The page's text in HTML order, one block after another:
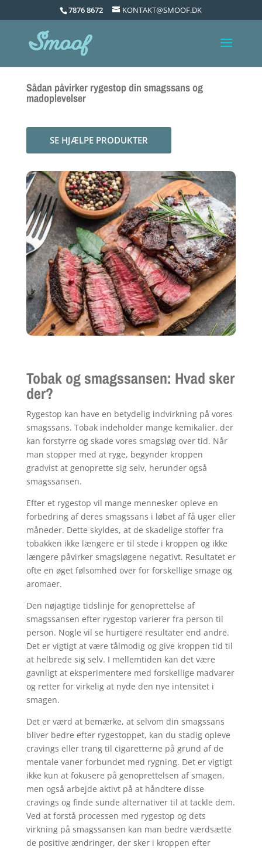
7876 8672 KONTAKT@SMOOF.DK
Sådan påvirker rygestop din smagssans og
madoplevelser
SE HJÆLPE PRODUKTER
Tobak og smagssansen: Hvad sker
der?
Rygestop kan have en betydelig indvirkning på vores
smagssans. Tobak indeholder mange kemikalier, der
kan forstyrre og skade vores smagsløg over tid. Når
man stopper med at ryge, begynder kroppen
gradvist at genoprette sig selv, herunder også
smagssansen.
Efter et rygestop vil mange mennesker opleve en
forbedring af deres smagssans i løbet af få uger eller
måneder. Dette skyldes, at de skadelige stoffer fra
tobakken ikke længere er til stede i kroppen og ikke
længere påvirker smagsløgene negativt. Resultatet er
ofte en øget følsomhed over for forskellige smage og
aromaer.
Den nøjagtige tidslinje for genoprettelse af
smagssansen efter rygestop varierer fra person til
person. Nogle vil se hurtigere resultater end andre.
Det er vigtigt at være tålmodig og give kroppen tid til
at helbrede sig selv. I mellemtiden kan det være
gavnligt at eksperimentere med forskellige madvarer
og retter for virkelig at nyde den nye intensitet i
smagen.
Det er værd at bemærke, at selvom din smagssans
bliver bedre efter rygestoppet, kan du stadig opleve
cravings eller trang til cigaretterne på grund af de
mentale vaner forbundet med rygning. Det er vigtigt
ikke kun at fokusere på genoprettelsen af ​​smagen,
men også arbejde aktivt på at håndtere disse
cravings og finde sunde alternativer til at tackle dem.
Ved at forstå processen med rygestop og dets
virkning på smagssansen kan man bedre værdsætte
de positive ændringer, der sker i kroppen efter